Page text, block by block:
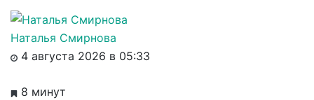
Наталья Смирнова
4 августа 2026 в 05:33
8 минут